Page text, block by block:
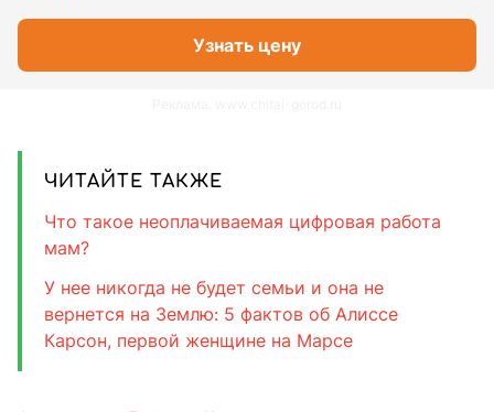
Узнать цену
ЧИТАЙТЕ ТАКЖЕ
Что такое неоплачиваемая цифровая работа
мам?
У нее никогда не будет семьи и она не
вернется на Землю: 5 фактов об Алиссе
Карсон, первой женщине на Марсе